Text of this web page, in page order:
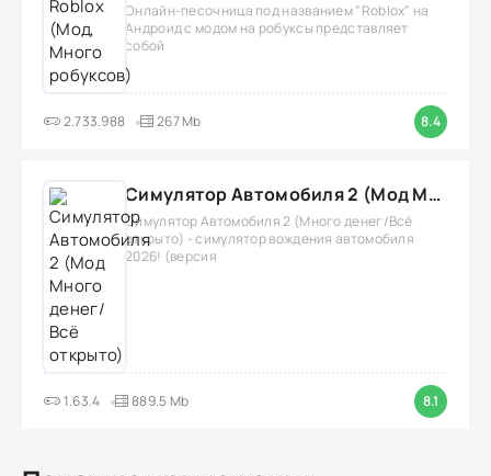
Онлайн-песочница под названием "Roblox" на
Андроид с модом на робуксы представляет
собой
2.733.988 267 Mb 8.4
Симулятор Автомобиля 2 (Мод Много денег/Всё открыто)
Симулятор Автомобиля 2 (Много денег/Всё
открыто) - симулятор вождения автомобиля
2026! (версия
1.63.4 889.5 Mb 8.1